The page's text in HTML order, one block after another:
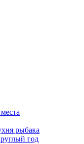
рыбака
год